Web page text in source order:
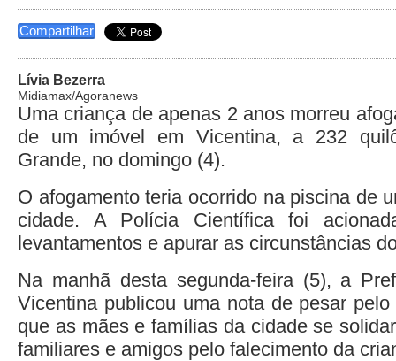
Compartilhar
Lívia Bezerra
Midiamax/Agoranews
Uma criança de apenas 2 anos morreu
de um imóvel em Vicentina, a 232
Grande, no domingo (4).
O afogamento teria ocorrido na piscina de
cidade. A Polícia Científica foi
levantamentos e apurar as circunstâncias
Na manhã desta segunda-feira (5), a
Vicentina publicou uma nota de pesar
que as mães e famílias da cidade se
familiares e amigos pelo falecimento da